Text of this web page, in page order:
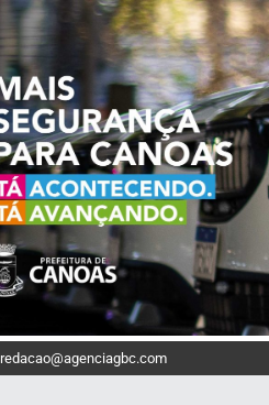
redacao@agenciagbc.com